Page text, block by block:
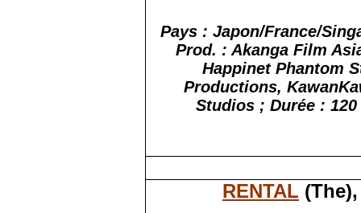
Pays : Japon/France/
Prod. : Akanga Film
Happinet Phantom
Productions,
Studios ; Durée :
RENTAL